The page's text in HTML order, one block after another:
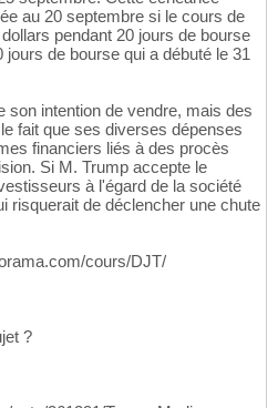
au 20 septembre si le cours de
pendant 20 jours de bourse
de bourse qui a débuté le 31
son intention de vendre, mais des
fait que ses diverses dépenses
financiers liés à des procès
Si M. Trump accepte le
à l'égard de la société
risquerait de déclencher une chute
cours/DJT/
?